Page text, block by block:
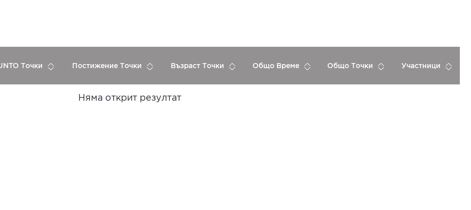
Точки Постижение Точки Възраст Точки Общо Време Общо Точки Участници
Няма открит резултат